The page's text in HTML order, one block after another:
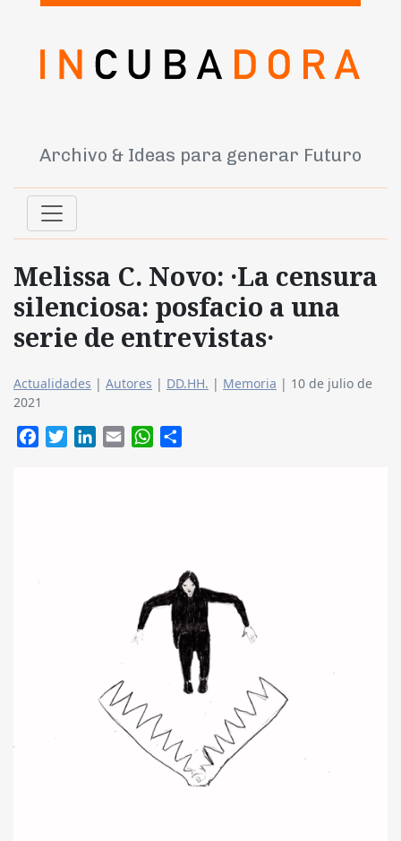
Archivo & Ideas para generar Futuro
Melissa C. Novo: ·La censura
silenciosa: posfacio a una
serie de entrevistas·
Actualidades | Autores | DD.HH. | Memoria | 10 de julio de
2021
FacebookTwitterLinkedIn
Email WhatsApp